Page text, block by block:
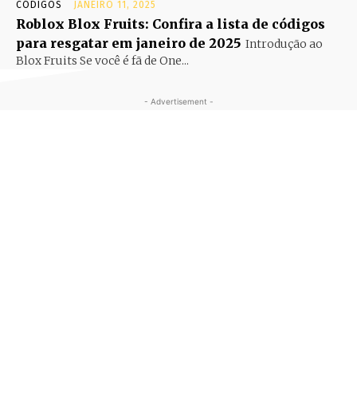
CÓDIGOS JANEIRO 11, 2025
Roblox Blox Fruits: Confira a lista de códigos
para resgatar em janeiro de 2025 Introdução ao
Blox Fruits Se você é fã de One...
- Advertisement -